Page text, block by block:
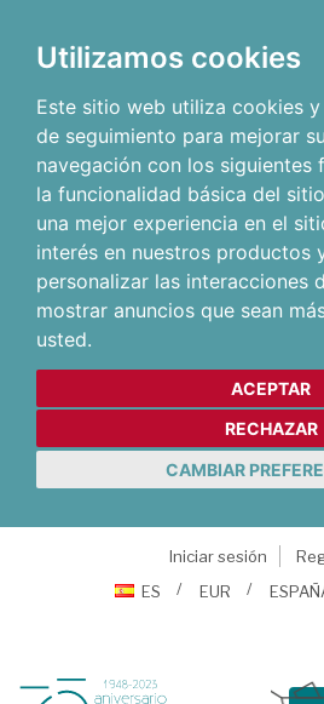
Utilizamos cookies
Este sitio web utiliza cookies
de seguimiento para mejorar
navegación con los siguientes
la funcionalidad básica del
una mejor experiencia en el
interés en nuestros productos
personalizar las interacciones
mostrar anuncios que sean
usted.
ACEPTAR
RECHAZAR
CAMBIAR
Iniciar sesión
ES
EUR